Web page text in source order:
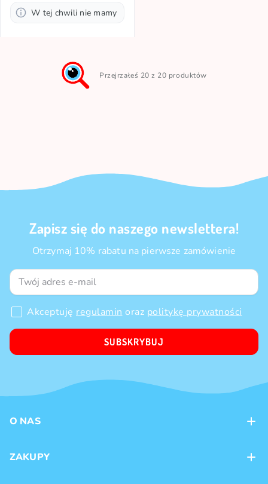
W tej chwili nie mamy
Przejrzałeś 20 z 20 produktów
Zapisz się do naszego newslettera!
Otrzymaj 10% rabatu na pierwsze zamówienie
Akceptuję regulamin oraz politykę prywatności
SUBSKRYBUJ
O NAS
Sklepy
ZAKUPY